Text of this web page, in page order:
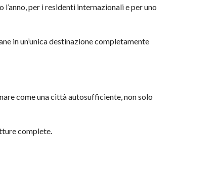
per i residenti internazionali e per uno
in un’unica destinazione completamente
come una città autosufficiente, non solo
complete.